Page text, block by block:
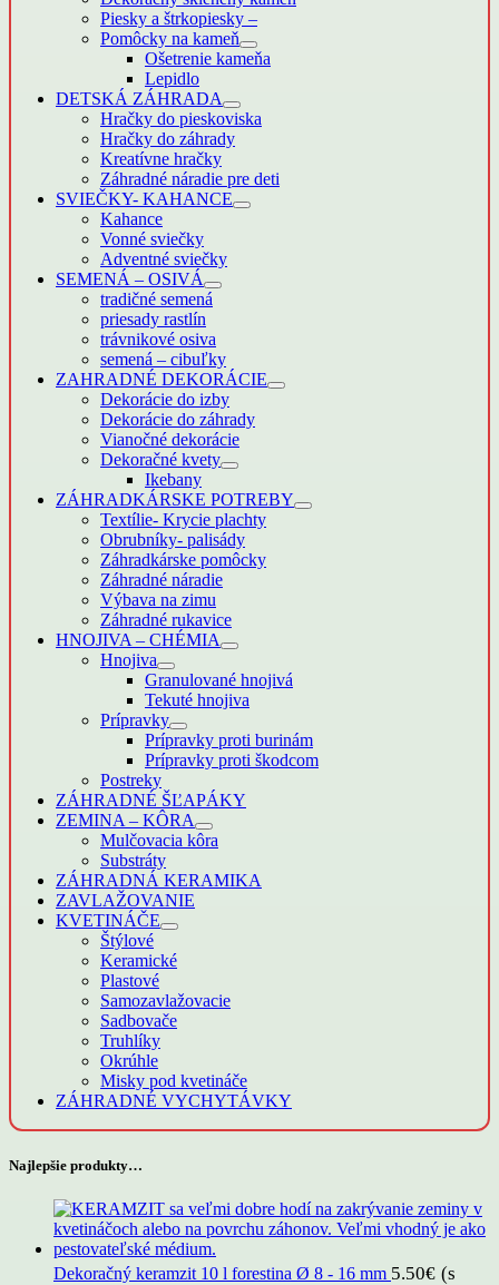
Piesky a štrkopiesky –
Pomôcky na kameň
Ošetrenie kameňa
Lepidlo
DETSKÁ ZÁHRADA
Hračky do pieskoviska
Hračky do záhrady
Kreatívne hračky
Záhradné náradie pre deti
SVIEČKY- KAHANCE
Kahance
Vonné sviečky
Adventné sviečky
SEMENÁ – OSIVÁ
tradičné semená
priesady rastlín
trávnikové osiva
semená – cibuľky
ZAHRADNÉ DEKORÁCIE
Dekorácie do izby
Dekorácie do záhrady
Vianočné dekorácie
Dekoračné kvety
Ikebany
ZÁHRADKÁRSKE POTREBY
Textílie- Krycie plachty
Obrubníky- palisády
Záhradkárske pomôcky
Záhradné náradie
Výbava na zimu
Záhradné rukavice
HNOJIVA – CHÉMIA
Hnojiva
Granulované hnojivá
Tekuté hnojiva
Prípravky
Prípravky proti burinám
Prípravky proti škodcom
Postreky
ZÁHRADNÉ ŠĽAPÁKY
ZEMINA – KÔRA
Mulčovacia kôra
Substráty
ZÁHRADNÁ KERAMIKA
ZAVLAŽOVANIE
KVETINÁČE
Štýlové
Keramické
Plastové
Samozavlažovacie
Sadbovače
Truhlíky
Okrúhle
Misky pod kvetináče
ZÁHRADNÉ VYCHYTÁVKY
Najlepšie produkty…
Dekoračný keramzit 10 l forestina Ø 8 - 16 mm 5.50€ (s